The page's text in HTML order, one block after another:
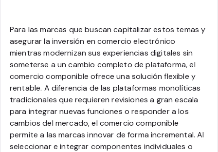
Para las marcas que buscan capitalizar estos temas y
asegurar la inversión en comercio electrónico
mientras modernizan sus experiencias digitales sin
someterse a un cambio completo de plataforma, el
comercio componible ofrece una solución flexible y
rentable. A diferencia de las plataformas monolíticas
tradicionales que requieren revisiones a gran escala
para integrar nuevas funciones o responder a los
cambios del mercado, el comercio componible
permite a las marcas innovar de forma incremental. Al
seleccionar e integrar componentes individuales o